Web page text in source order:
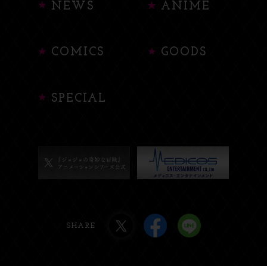
NEWS ANIME
COMICS GOODS
SPECIAL
SHARE